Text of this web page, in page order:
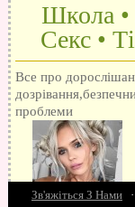
Школа •
Секс •
Все про
проблеми
Зв'яжіться З Нами ·